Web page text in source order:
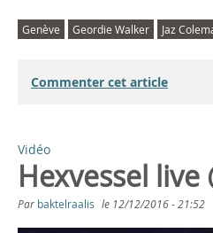
Genève Geordie Walker Jaz
Commenter cet article
Vidéo
Hexvessel live
Par baktelraalis le 12/12/2016 - 21:52